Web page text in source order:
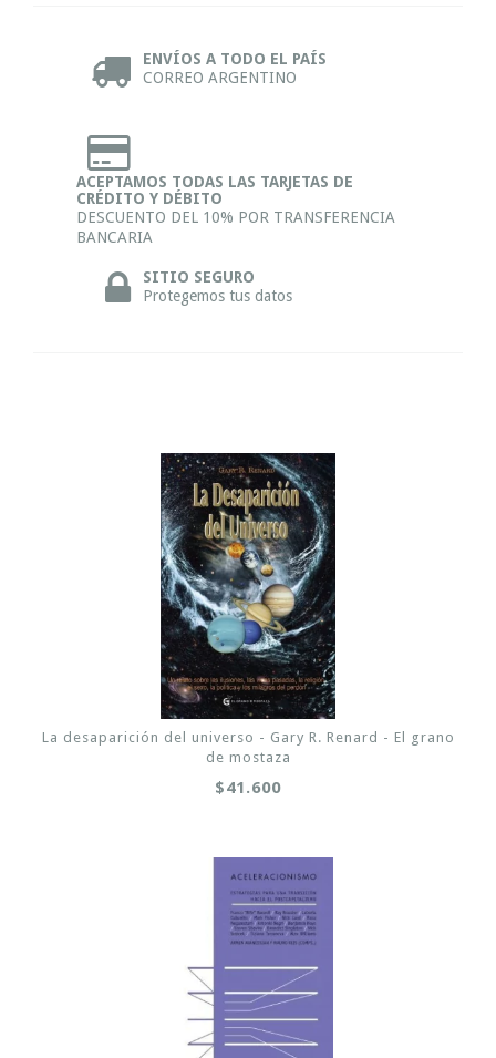
ENVÍOS A TODO EL PAÍS
CORREO ARGENTINO
ACEPTAMOS TODAS LAS TARJETAS DE
CRÉDITO Y DÉBITO
DESCUENTO DEL 10% POR TRANSFERENCIA
BANCARIA
SITIO SEGURO
Protegemos tus datos
La desaparición del universo - Gary R. Renard - El grano
de mostaza
$41.600